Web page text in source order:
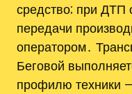
средство; при
передачи
оператором․
Беговой
профилю техники